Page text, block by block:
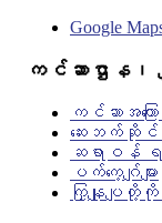
Google
ကင်ဆာဌာန၊
ကင်ဆာအကြ
ဆေးဘက်ဆို
ဆရာဝန် ရ
ပက်ကေ့ဂ်ျများ
ကြှနျုပျတို့